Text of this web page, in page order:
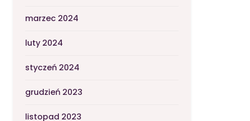
marzec 2024
luty 2024
styczeń 2024
grudzień 2023
listopad 2023